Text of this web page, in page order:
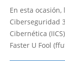
06-
11
En esta
Ciberseguridad
Cibernética
Faster U Fool